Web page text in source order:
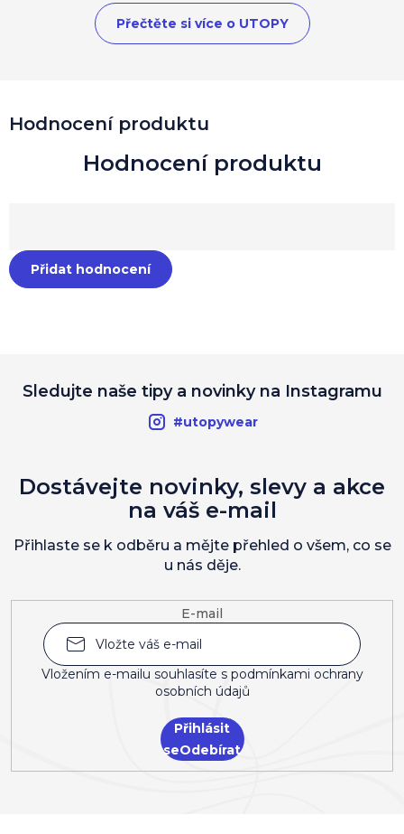
Hodnocení produktu
Přidat hodnocení
Přečtěte si více o UTOPY
Sledujte naše tipy a novinky na Instagramu
#utopywear
E-mail
Vložením e-mailu souhlasíte s podmínkami ochrany
osobních údajů
Přihlásit
se
Dostávejte novinky, slevy a akce
na váš e-mail
Přihlaste se k odběru a mějte přehled o všem, co se
u nás děje.